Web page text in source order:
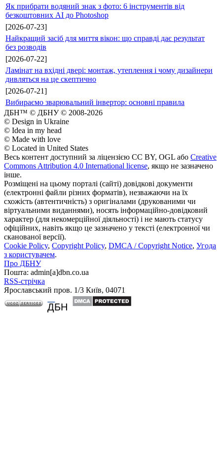
Як прибрати водяний знак з фото: 6 інструментів від
безкоштовних AI до Photoshop
[2026-07-23]
Найкращий засіб для миття вікон: що справді дає результат
без розводів
[2026-07-22]
Ламінат на вхідні двері: монтаж, утеплення і чому дизайнери
дивляться на це скептично
[2026-07-21]
Вибираємо зварювальний інвертор: основні правила
ДБН™ © ДБНУ © 2008-2026
© Design in Ukraine
© Idea in my head
© Made with love
© Located in United States
Весь контент доступний за ліцензією CC BY, OGL або Creative
Commons Attribution 4.0 International license, якщо не зазначено
інше.
Розміщені на цьому порталі (сайті) довідкові документи
(електронні файли різних форматів), незважаючи на їх
схожість (автентичність) з оригіналами (друкованими чи
віртуальними виданнями), носять інформаційно-довідковий
характер (для некомерційної діяльності) і не мають статусу
офіційних, навіть якщо це зазначено у тексті (електронної чи
сканованої версії).
Cookie Policy, Copyright Policy, DMCA / Copyright Notice, Угода
з користувачем.
Про ДБНУ
Пошта: admin[а]dbn.co.ua
RSS-стрічка
Ярославський пров. 1/3 Київ, 04071